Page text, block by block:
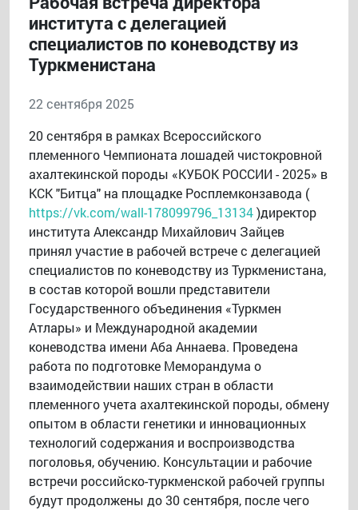
института с делегацией
специалистов по коневодству из
Туркменистана
22 сентября 2025
20 сентября в рамках Всероссийского
племенного Чемпионата лошадей чистокровной
ахалтекинской породы «КУБОК РОССИИ - 2025» в
КСК "Битца" на площадке Росплемконзавода (
https://vk.com/wall-178099796_13134)директор
института Александр Михайлович Зайцев
принял участие в рабочей встрече с делегацией
специалистов по коневодству из Туркменистана,
в состав которой вошли представители
Государственного объединения «Туркмен
Атлары» и Международной академии
коневодства имени Аба Аннаева. Проведена
работа по подготовке Меморандума о
взаимодействии наших стран в области
племенного учета ахалтекинской породы, обмену
опытом в области генетики и инновационных
технологий содержания и воспроизводства
поголовья, обучению. Консультации и рабочие
встречи российско-туркменской рабочей группы
будут продолжены до 30 сентября, после чего